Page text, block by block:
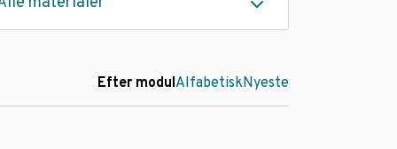
Efter modulAlfabetiskNyeste